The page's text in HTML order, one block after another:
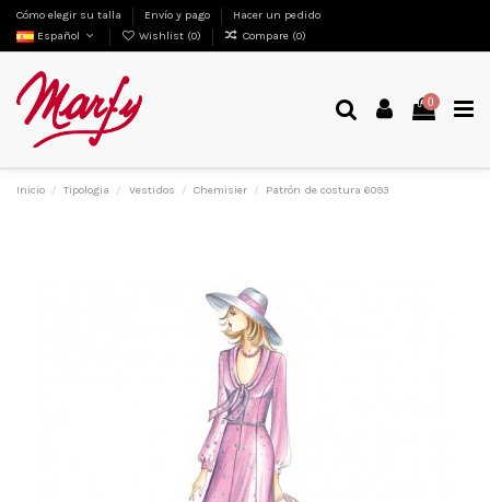
Cómo elegir su talla Envío y pago
Hacer un pedido
Español
Wishlist (0) Compare (0)
0
Inicio Tipologia Vestidos Chemisier Patrón de costura 6093